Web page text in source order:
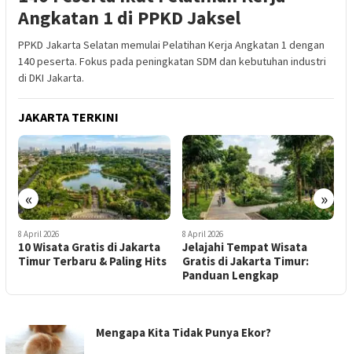
Angkatan 1 di PPKD Jaksel
PPKD Jakarta Selatan memulai Pelatihan Kerja Angkatan 1 dengan
140 peserta. Fokus pada peningkatan SDM dan kebutuhan industri
di DKI Jakarta.
JAKARTA TERKINI
« »
di Jakarta
Paling Hits
Jelajahi Tempat Wisata
Gratis di Jakarta Timur:
Panduan Lengkap
Bintang Laut
Destinasi Kuliner
Populer di Jakarta
LIPUTAN
JAKARTA
Mengapa Kita Tidak Punya Ekor?